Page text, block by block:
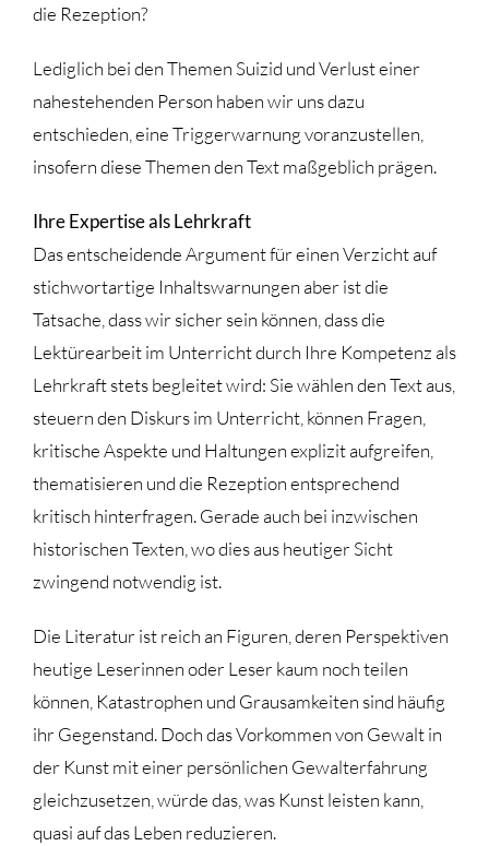
die Rezeption?
Lediglich bei den Themen Suizid und Verlust einer
nahestehenden Person haben wir uns dazu
entschieden, eine Triggerwarnung voranzustellen,
insofern diese Themen den Text maßgeblich prägen.
Ihre Expertise als Lehrkraft
Das entscheidende Argument für einen Verzicht auf
stichwortartige Inhaltswarnungen aber ist die
Tatsache, dass wir sicher sein können, dass die
Lektürearbeit im Unterricht durch Ihre Kompetenz als
Lehrkraft stets begleitet wird: Sie wählen den Text aus,
steuern den Diskurs im Unterricht, können Fragen,
kritische Aspekte und Haltungen explizit aufgreifen,
thematisieren und die Rezeption entsprechend
kritisch hinterfragen. Gerade auch bei inzwischen
historischen Texten, wo dies aus heutiger Sicht
zwingend notwendig ist.
Die Literatur ist reich an Figuren, deren Perspektiven
heutige Leserinnen oder Leser kaum noch teilen
können, Katastrophen und Grausamkeiten sind häufig
ihr Gegenstand. Doch das Vorkommen von Gewalt in
der Kunst mit einer persönlichen Gewalterfahrung
gleichzusetzen, würde das, was Kunst leisten kann,
quasi auf das Leben reduzieren.